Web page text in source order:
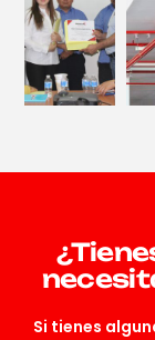
Si tienes